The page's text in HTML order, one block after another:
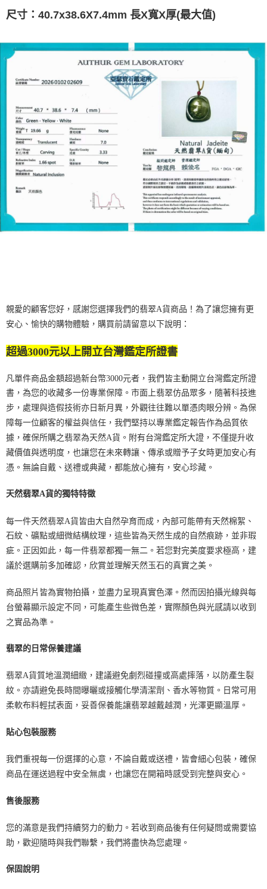
尺寸：40.7x38.6X7.4mm 長X寬X厚(最大值)
親愛的顧客您好，感謝您選擇我們的翡翠A貨商品！為了讓您擁有更
安心、愉快的購物體驗，購買前請留意以下說明：
超過3000元以上開立台灣鑑定所證書
凡單件商品金額超過新台幣3000元者，我們皆主動開立台灣鑑定所證
書，為您的收藏多一份專業保障。市面上翡翠仿品眾多，隨著科技進
步，處理與造假技術亦日新月異，外觀往往難以單憑肉眼分辨。為保
障每一位顧客的權益與信任，我們堅持以專業鑑定報告作為品質依
據，確保所購之翡翠為天然A貨。附有台灣鑑定所大證，不僅提升收
藏價值與透明度，也讓您在未來轉讓、傳承或贈予子女時更加安心有
憑。無論自戴、送禮或典藏，都能放心擁有，安心珍藏。
天然翡翠A貨的獨特特徵
每一件天然翡翠A貨皆由大自然孕育而成，內部可能帶有天然棉絮、
石紋、礦點或細微結構紋理，這些皆為天然生成的自然痕跡，並非瑕
疵。正因如此，每一件翡翠都獨一無二。若您對完美度要求極高，建
議於選購前多加確認，欣賞並理解天然玉石的真實之美。
商品照片皆為實物拍攝，並盡力呈現真實色澤。然而因拍攝光線與每
台螢幕顯示設定不同，可能產生些微色差，實際顏色與光感請以收到
之實品為準。
翡翠的日常保養建議
翡翠A貨質地溫潤細緻，建議避免劇烈碰撞或高處摔落，以防產生裂
紋。亦請避免長時間曝曬或接觸化學清潔劑、香水等物質。日常可用
柔軟布料輕拭表面，妥善保養能讓翡翠越戴越潤，光澤更顯溫厚。
貼心包裝服務
我們重視每一份選擇的心意，不論自戴或送禮，皆會細心包裝，確保
商品在運送過程中安全無虞，也讓您在開箱時感受到完整與安心。
售後服務
您的滿意是我們持續努力的動力。若收到商品後有任何疑問或需要協
助，歡迎隨時與我們聯繫，我們將盡快為您處理。
保固說明